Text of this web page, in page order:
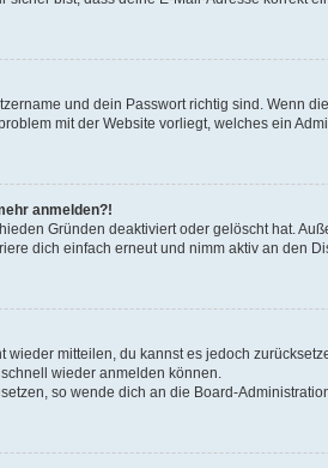
und dein Passwort richtig sind. Wenn
mit der Website vorliegt, welches ein
anmelden?!
Gründen deaktiviert oder gelöscht hat.
dich einfach erneut und nimm aktiv an den
mitteilen, du kannst es jedoch
wieder anmelden können.
so wende dich an die Board-